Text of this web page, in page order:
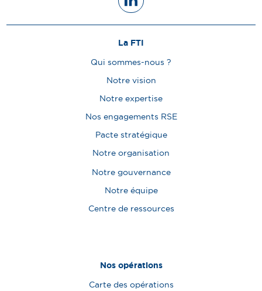
La FTI
Qui sommes-nous ?
Notre vision
Notre expertise
Nos engagements RSE
Pacte stratégique
Notre organisation
Notre gouvernance
Notre équipe
Centre de ressources
Nos opérations
Carte des opérations